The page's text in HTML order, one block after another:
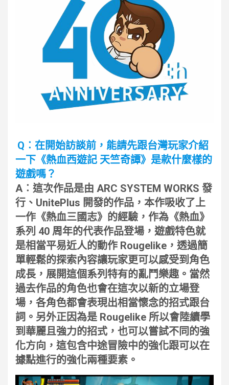
Q︰在開始訪談前，能請先跟台灣玩家介紹
一下《熱血西遊記 天竺奇譚》是款什麼樣的
遊戲嗎？
A︰這次作品是由 ARC SYSTEM WORKS 發
行、UnitePlus 開發的作品，本作吸收了上
一作《熱血三國志》的經驗，作為《熱血》
系列 40 周年的代表作品登場，遊戲特色就
是相當平易近人的動作 Rougelike，透過簡
單輕鬆的探索內容讓玩家更可以感受到角色
成長，展開這個系列特有的亂鬥樂趣。當然
過去作品的角色也會在這次以新的立場登
場，各角色都會表現出相當懷念的招式跟台
詞。另外正因為是 Rougelike 所以會陸續學
到華麗且強力的招式，也可以嘗試不同的強
化方向，這包含中途冒險中的強化跟可以在
據點進行的強化兩種要素。